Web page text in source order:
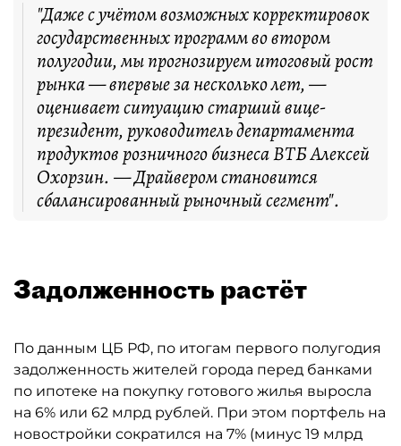
"Даже с учётом возможных корректировок
государственных программ во втором
полугодии, мы прогнозируем итоговый рост
рынка — впервые за несколько лет, —
оценивает ситуацию старший вице-
президент, руководитель департамента
продуктов розничного бизнеса ВТБ Алексей
Охорзин. — Драйвером становится
сбалансированный рыночный сегмент".
Задолженность растёт
По данным ЦБ РФ, по итогам первого полугодия
задолженность жителей города перед банками
по ипотеке на покупку готового жилья выросла
на 6% или 62 млрд рублей. При этом портфель на
новостройки сократился на 7% (минус 19 млрд